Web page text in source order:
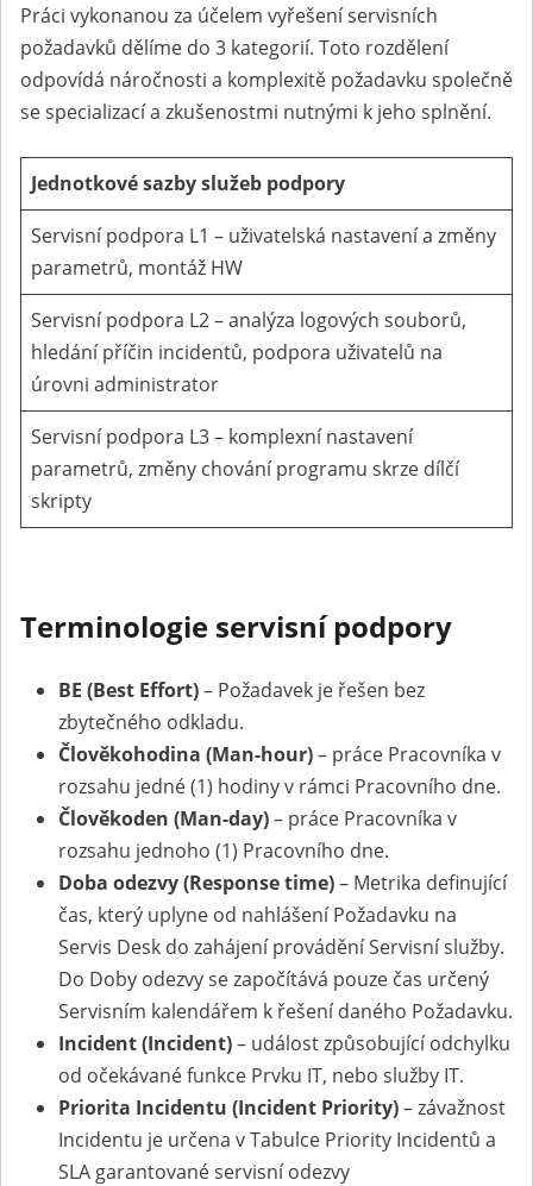
Práci vykonanou za účelem vyřešení servisních
požadavků dělíme do 3 kategorií. Toto rozdělení
odpovídá náročnosti a komplexitě požadavku společně
se specializací a zkušenostmi nutnými k jeho splnění.
Jednotkové sazby služeb podpory
Servisní podpora L1 – uživatelská nastavení a změny
parametrů, montáž HW
Servisní podpora L2 – analýza logových souborů,
hledání příčin incidentů, podpora uživatelů na
úrovni administrator
Servisní podpora L3 – komplexní nastavení
parametrů, změny chování programu skrze dílčí
skripty
Terminologie servisní podpory
BE (Best Effort)– Požadavek je řešen bez
zbytečného odkladu.
Člověkohodina (Man-hour)– práce Pracovníka v
rozsahu jedné (1) hodiny v rámci Pracovního dne.
Člověkoden (Man-day)– práce Pracovníka v
rozsahu jednoho (1) Pracovního dne.
Doba odezvy(Response time)– Metrika definující
čas, který uplyne od nahlášení Požadavku na
Servis Desk do zahájení provádění Servisní služby.
Do Doby odezvy se započítává pouze čas určený
Servisním kalendářem k řešení daného Požadavku.
Incident (Incident)– událost způsobující odchylku
od očekávané funkce Prvku IT, nebo služby IT.
Priorita Incidentu (Incident Priority)– závažnost
Incidentu je určena v Tabulce Priority Incidentů a
SLA garantované servisní odezvy